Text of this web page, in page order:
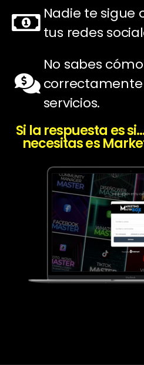
Nadie te sigue
tus redes
No sabes
servicios.
Si la respuesta es
necesitas es